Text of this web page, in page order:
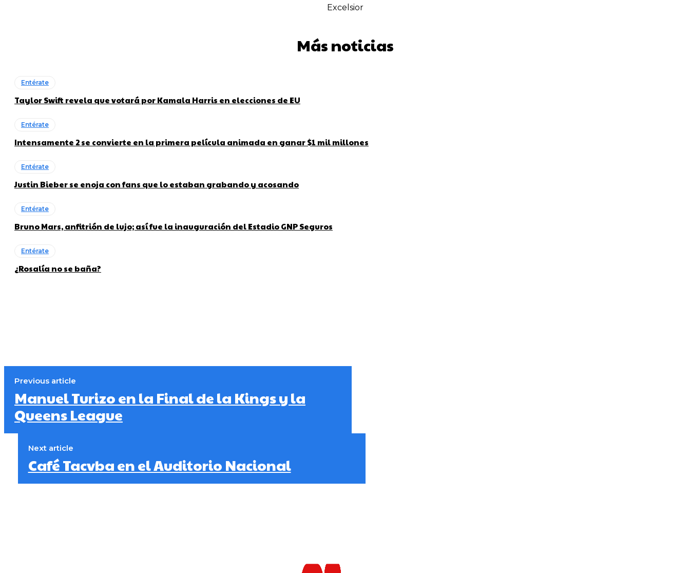
Excelsior
Más noticias
Entérate
Taylor Swift revela que votará por Kamala Harris en elecciones de EU
Entérate
Intensamente 2 se convierte en la primera película animada en ganar $1 mil millones
Entérate
Justin Bieber se enoja con fans que lo estaban grabando y acosando
Entérate
Bruno Mars, anfitrión de lujo; así fue la inauguración del Estadio GNP Seguros
Entérate
¿Rosalía no se baña?
Previous article
Manuel Turizo en la Final de la Kings y la
Queens League
Next article
Café Tacvba en el Auditorio Nacional